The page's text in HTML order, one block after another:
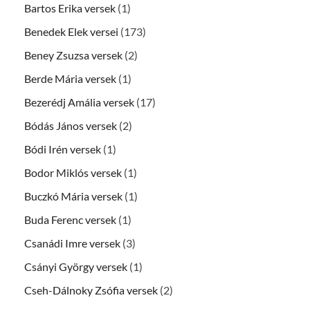
Bartos Erika versek (1)
Benedek Elek versei (173)
Beney Zsuzsa versek (2)
Berde Mária versek (1)
Bezerédj Amália versek (17)
Bódás János versek (2)
Bódi Irén versek (1)
Bodor Miklós versek (1)
Buczkó Mária versek (1)
Buda Ferenc versek (1)
Csanádi Imre versek (3)
Csányi György versek (1)
Cseh-Dálnoky Zsófia versek (2)